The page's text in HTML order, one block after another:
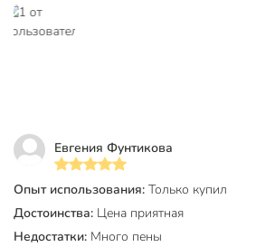
Евгения Фунтикова
Опыт использования: Только купил
Достоинства: Цена приятная
Недостатки: Много пены